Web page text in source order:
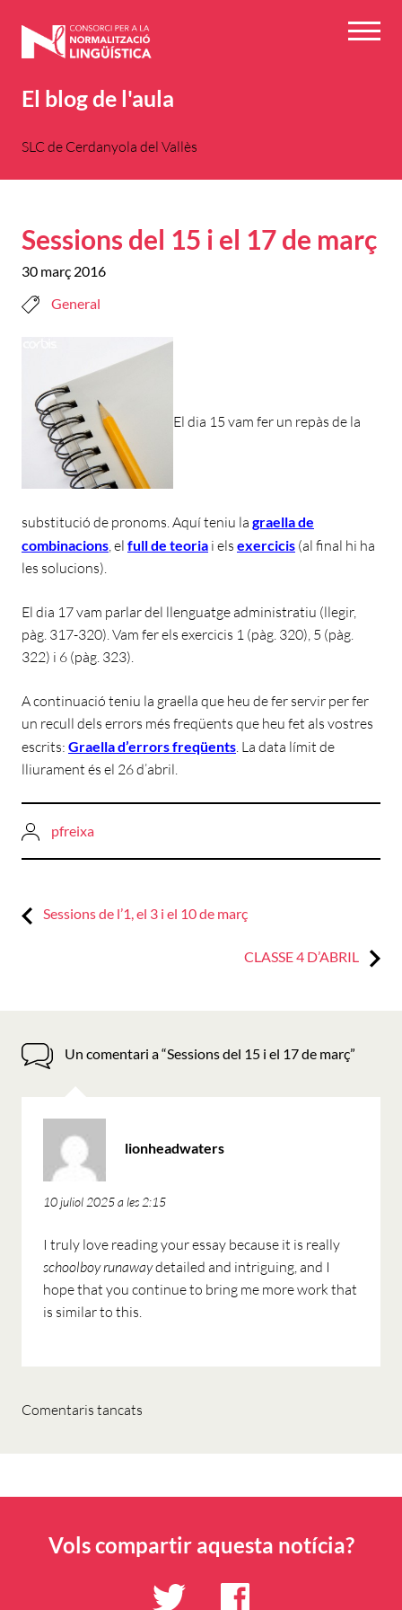
El blog de l'aula
SLC de Cerdanyola del Vallès
Sessions del 15 i el 17 de març
30 març 2016
General
El dia 15 vam fer un repàs de la
substitució de pronoms. Aquí teniu la graella de
combinacions , el full de teoria i els exercicis (al final hi ha
les solucions).
El dia 17 vam parlar del llenguatge administratiu (llegir,
pàg. 317-320). Vam fer els exercicis 1 (pàg. 320), 5 (pàg.
322) i 6 (pàg. 323).
A continuació teniu la graella que heu de fer servir per fer
un recull dels errors més freqüents que heu fet als vostres
escrits: Graella d’errors freqüents . La data límit de
lliurament és el 26 d’abril.
pfreixa
Navegació
Previous:
Sessions de l’1, el 3 i el 10 de març
Next:
CLASSE 4 D’ABRIL
Un comentari a “Sessions del 15 i el 17 de març”
lionheadwaters
10 juliol 2025 a les 2:15
I truly love reading your essay because it is really
schoolboy runawaydetailed and intriguing, and I
hope that you continue to bring me more work that
is similar to this.
Comentaris tancats
Vols compartir aquesta notícia?